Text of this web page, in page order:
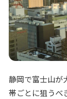
静岡で富士山が
帯ごとに狙うべ